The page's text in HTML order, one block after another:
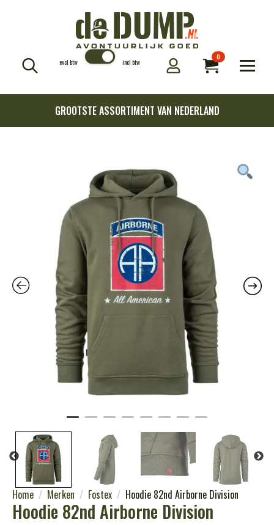
excl btw incl btw
0
GROOTSTE ASSORTIMENT VAN NEDERLAND
Home Merken Fostex Hoodie 82nd Airborne Division
Hoodie 82nd Airborne Division